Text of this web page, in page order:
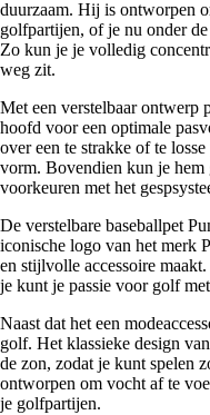
duurzaam. Hij is ontworpen
golfpartijen, of je nu onder
Zo kun je je volledig
weg zit.
Met een verstelbaar ontwerp
hoofd voor een optimale
over een te strakke of te
vorm. Bovendien kun je hem
voorkeuren met het
De verstelbare baseballpet
iconische logo van het merk
en stijlvolle accessoire
je kunt je passie voor golf
Naast dat het een
golf. Het klassieke design
de zon, zodat je kunt spelen
ontworpen om vocht af te
je golfpartijen.